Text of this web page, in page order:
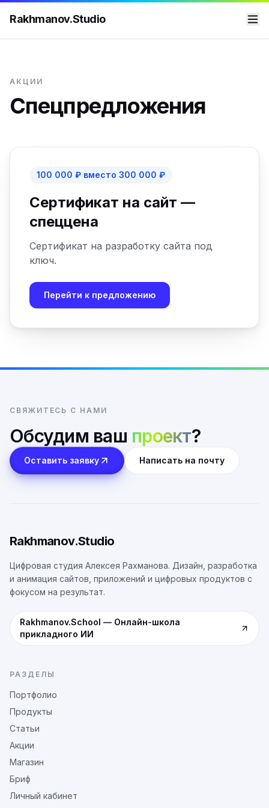
Rakhmanov.Studio
АКЦИИ
Спецпредложения
100 000 ₽ вместо 300 000 ₽
Сертификат на сайт —
спеццена
Сертификат на разработку сайта под
ключ.
Перейти к предложению
СВЯЖИТЕСЬ С НАМИ
Обсудим ваш проект?
Оставить заявку Написать на почту
Rakhmanov.Studio
Цифровая студия Алексея Рахманова. Дизайн, разработка
и анимация сайтов, приложений и цифровых продуктов с
фокусом на результат.
Rakhmanov.School — Онлайн-школа
прикладного ИИ
РАЗДЕЛЫ
Портфолио
Продукты
Статьи
Акции
Магазин
Бриф
Личный кабинет